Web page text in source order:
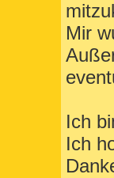
Mir
Ich
Ich